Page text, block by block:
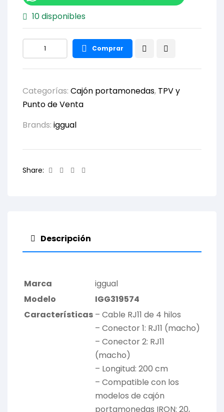
10 disponibles
Comprar
Categorías: Cajón portamonedas, TPV y
Punto de Venta
Brands: iggual
Share: Facebook
TwitterLinkedin
Descripción
Marca
iggual
Modelo
IGG319574
Características – Cable RJ11 de 4 hilos
– Conector 1: RJ11 (macho)
– Conector 2: RJ11
(macho)
– Longitud: 200 cm
– Compatible con los
modelos de cajón
portamonedas IRON: 20,